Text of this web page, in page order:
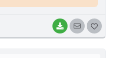
BAIXARSEGUIR